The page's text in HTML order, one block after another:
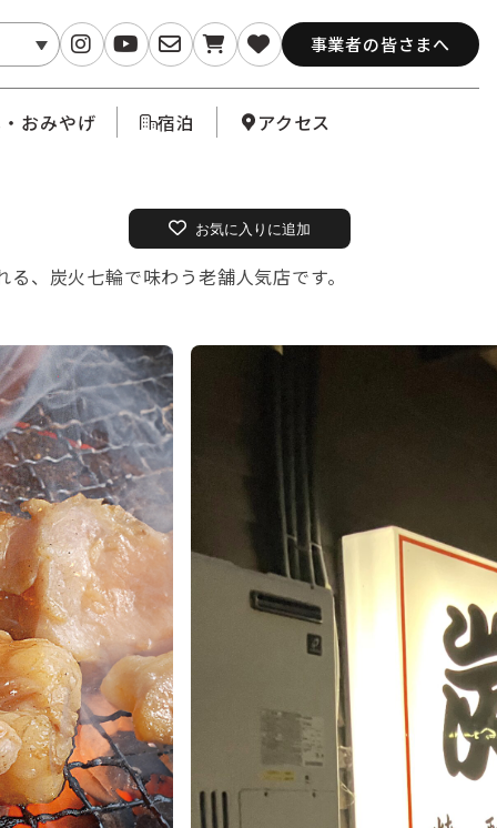
事業者の皆さまへ
おみやげ 宿泊 アクセス
、炭火七輪で味わう老舗人気店です。
お気に入りに追加